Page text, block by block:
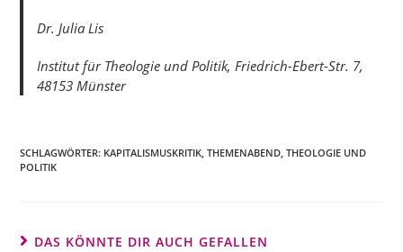
Dr. Julia Lis
Institut für Theologie und Politik, Friedrich-Ebert-Str. 7,
48153 Münster
SCHLAGWÖRTER: KAPITALISMUSKRITIK, THEMENABEND, THEOLOGIE UND
POLITIK
DAS KÖNNTE DIR AUCH GEFALLEN